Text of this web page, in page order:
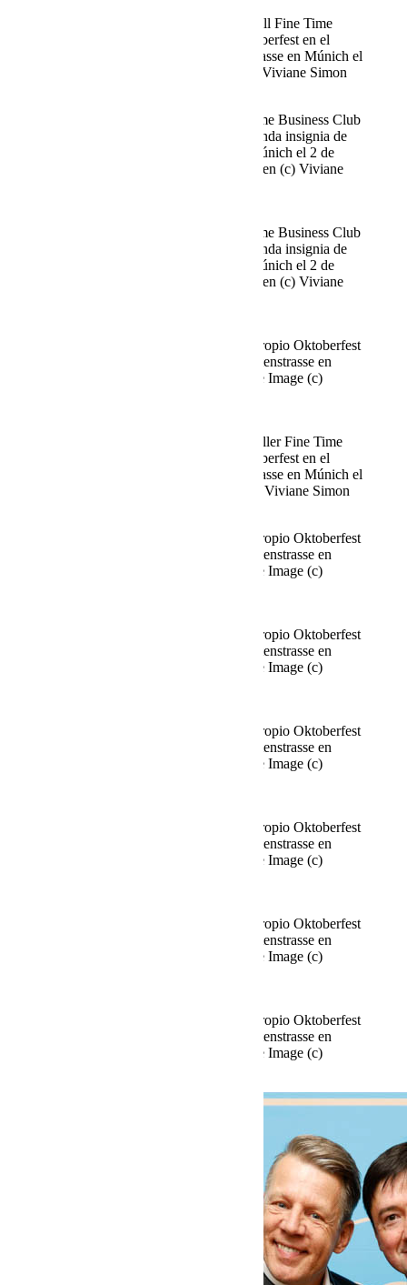
Deborah Müller y su esposo Oliver Hill Fine Time
Business Club celebra su propio Oktoberfest en el
Käfer Stammhaus en Prinzregentenstrasse en Múnich el
02.10.2025 Agency People Image (c) Viviane Simon
Axel Kahn y su esposa Sarah Fine Time Business Club
celebra su propio Oktoberfest en la tienda insignia de
Käfer en la Prinzregentenstrasse de Múnich el 2 de
octubre de 2025 Agencia People Imagen (c) Viviane
Axel Kahn y su esposa Sarah Fine Time Business Club
celebra su propio Oktoberfest en la tienda insignia de
Käfer en la Prinzregentenstrasse de Múnich el 2 de
octubre de 2025 Agencia People Imagen (c) Viviane
Fine Time Business Club celebra su propio Oktoberfest
en el Käfer Stammhaus en Prinzregentenstrasse en
Múnich el 02.10.2025 Agencia People Image (c)
Sarah Kahn, Axel Kahn, Deborah Müller Fine Time
Business Club celebra su propio Oktoberfest en el
Käfer Stammhaus de Prinzregentenstrasse en Múnich el
02.10.2025 Agencia People Image (c) Viviane Simon
Fine Time Business Club celebra su propio Oktoberfest
en el Käfer Stammhaus en Prinzregentenstrasse en
Múnich el 02.10.2025 Agencia People Image (c)
Fine Time Business Club celebra su propio Oktoberfest
en el Käfer Stammhaus en Prinzregentenstrasse en
Múnich el 02.10.2025 Agencia People Image (c)
Fine Time Business Club celebra su propio Oktoberfest
en el Käfer Stammhaus en Prinzregentenstrasse en
Múnich el 02.10.2025 Agencia People Image (c)
Fine Time Business Club celebra su propio Oktoberfest
en el Käfer Stammhaus en Prinzregentenstrasse en
Múnich el 02.10.2025 Agencia People Image (c)
Fine Time Business Club celebra su propio Oktoberfest
en el Käfer Stammhaus en Prinzregentenstrasse en
Múnich el 02.10.2025 Agencia People Image (c)
Fine Time Business Club celebra su propio Oktoberfest
en el Käfer Stammhaus en Prinzregentenstrasse en
Múnich el 02.10.2025 Agencia People Image (c)